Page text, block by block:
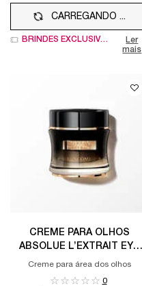
CARREGANDO ...
BRINDES EXCLUSIVOS
Ler
mais
CREME PARA OLHOS
ABSOLUE L’EXTRAIT EYE
CREAM
Creme para área dos olhos
0